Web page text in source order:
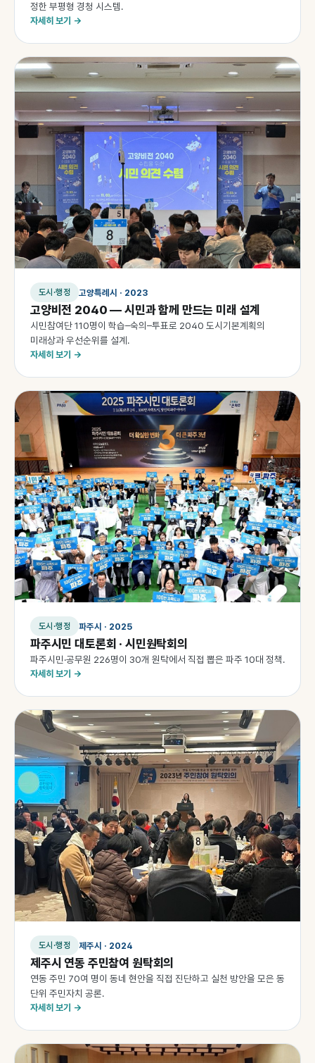
정한 부평형 경청 시스템.
자세히 보기 →
도시·행정 고양특례시 · 2023
고양비전 2040 — 시민과 함께 만드는 미래 설계
시민참여단 110명이 학습–숙의–투표로 2040 도시기본계획의
미래상과 우선순위를 설계.
자세히 보기 →
도시·행정 파주시 · 2025
파주시민 대토론회 · 시민원탁회의
파주시민·공무원 226명이 30개 원탁에서 직접 뽑은 파주 10대 정책.
자세히 보기 →
도시·행정 제주시 · 2024
제주시 연동 주민참여 원탁회의
연동 주민 70여 명이 동네 현안을 직접 진단하고 실천 방안을 모은 동
단위 주민자치 공론.
자세히 보기 →